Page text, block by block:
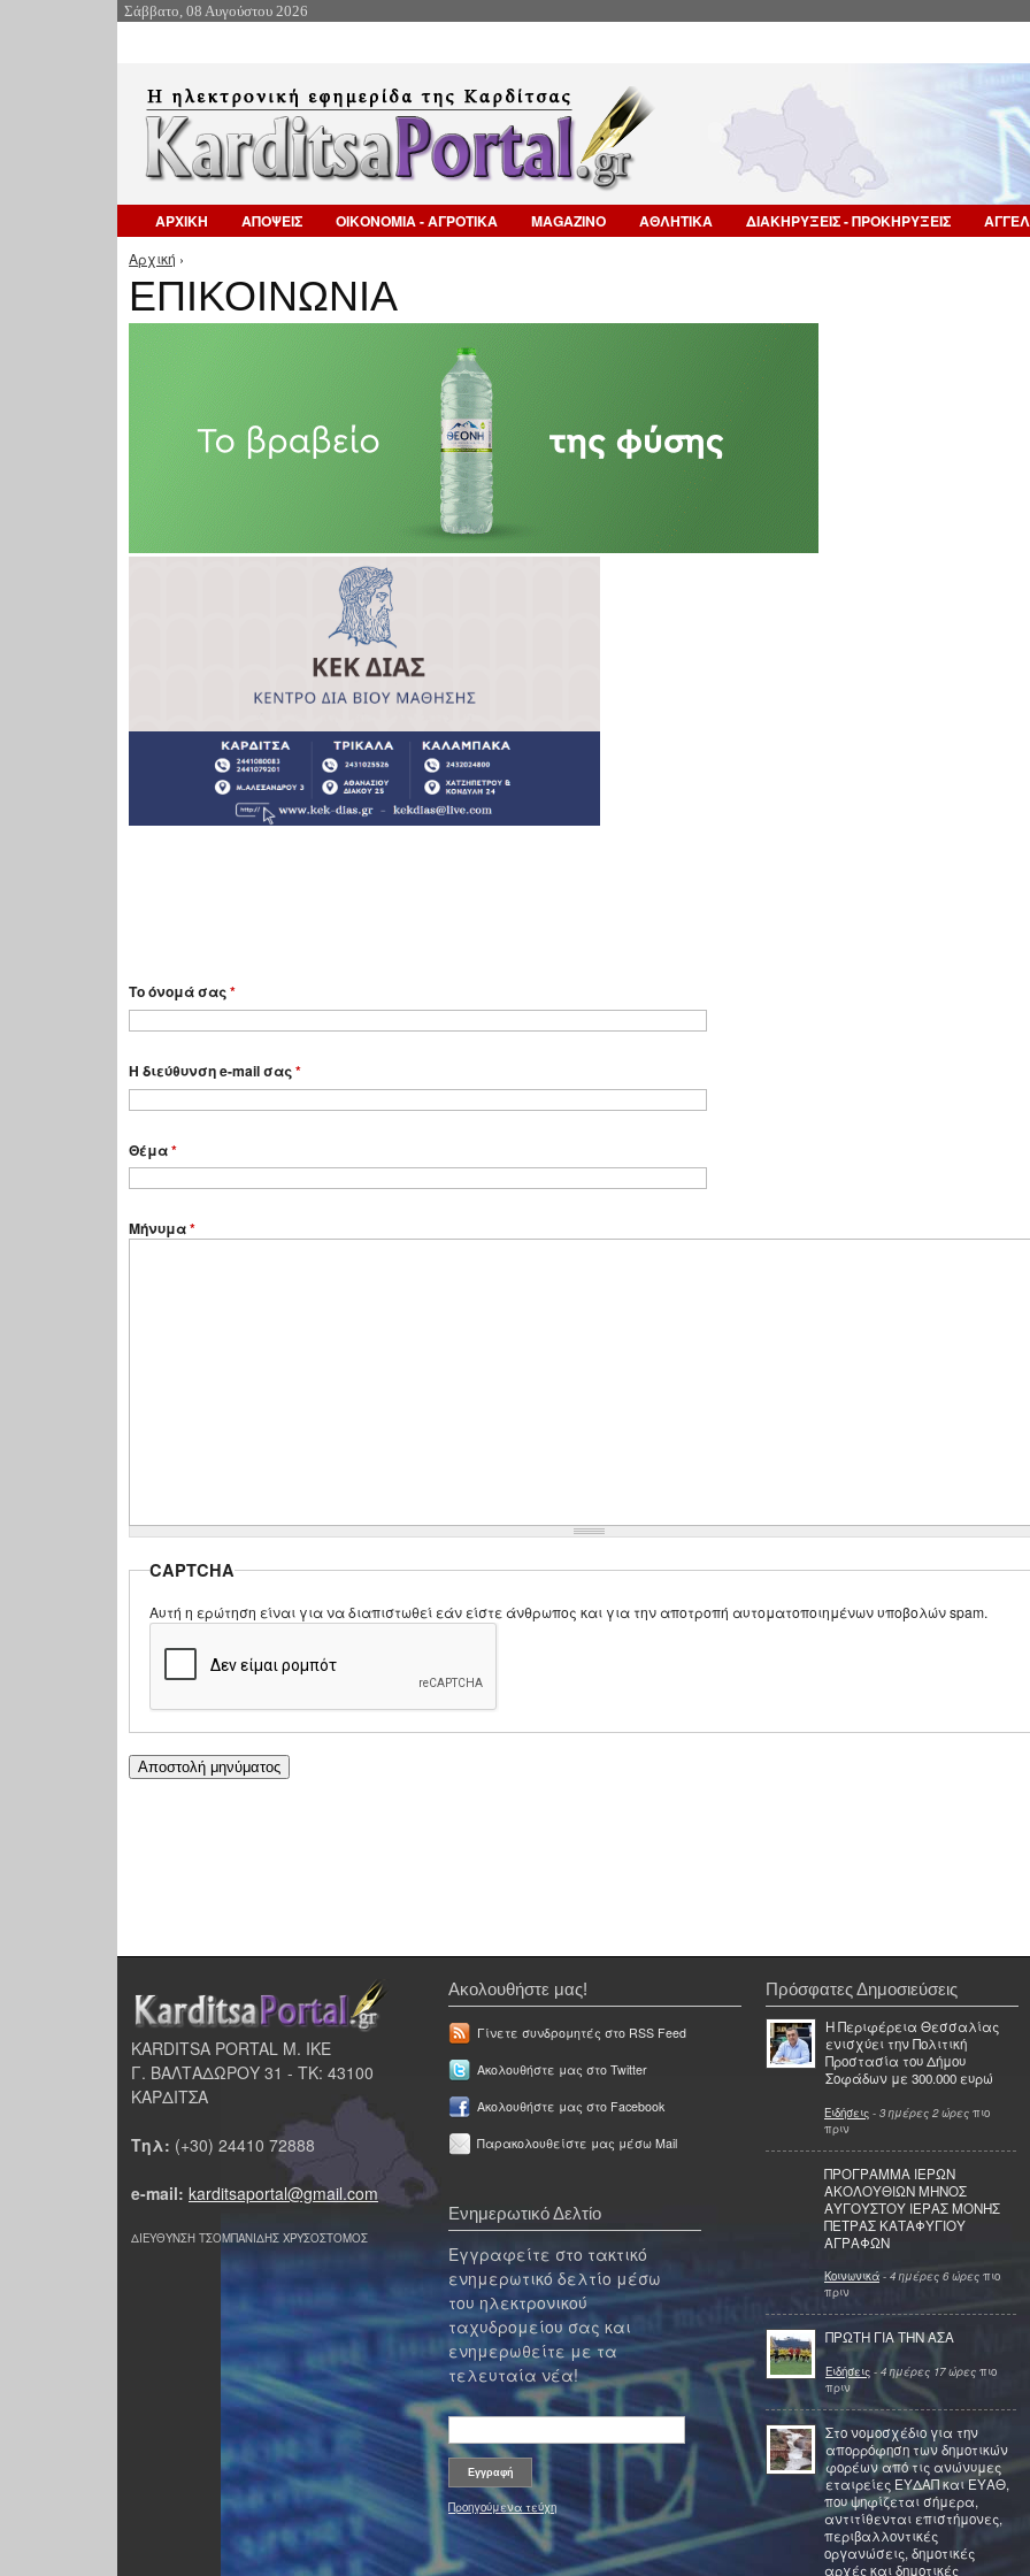
Σάββατο, 08 Αυγούστου 2026
ΑΡΧΙΚΗ ΑΠΟΨΕΙΣ ΟΙΚΟΝΟΜΙΑ - ΑΓΡΟΤΙΚΑ MAGAZINO ΑΘΛΗΤΙΚΑ ΔΙΑΚΗΡΥΞΕΙΣ - ΠΡΟΚΗΡΥΞΕΙΣ
Είστε εδώ
Αρχική ›
ΕΠΙΚΟΙΝΩΝΙΑ
Το όνομά σας*
Η διεύθυνση e-mail σας*
Θέμα*
Μήνυμα*
CAPTCHA
Αυτή η ερώτηση είναι για να διαπιστωθεί εάν είστε άνθρωπος και για την αποτροπή αυτοματοποιημένων υποβολών spam.
KARDITSA PORTAL Μ. ΙΚΕ
Γ. ΒΑΛΤΑΔΩΡΟΥ 31 - ΤΚ: 43100
ΚΑΡΔΙΤΣΑ
Τηλ: (+30) 24410 72888
e-mail: karditsaportal@gmail.com
ΔΙΕΥΘΥΝΣΗ ΤΣΟΜΠΑΝΙΔΗΣ ΧΡΥΣΟΣΤΟΜΟΣ
Ακολουθήστε μας!
Γίνετε συνδρομητές στο RSS Feed
Ακολουθήστε μας στο Twitter
Ακολουθήστε μας στο Facebook
Παρακολουθείστε μας μέσω Mail
Ενημερωτικό Δελτίο
Εγγραφείτε στο τακτικό
ενημερωτικό δελτίο μέσω
του ηλεκτρονικού
ταχυδρομείου σας και
ενημερωθείτε με τα
τελευταία νέα!
Προηγούμενα τεύχη
Πρόσφατες Δημοσιεύσεις
Η Περιφέρεια Θεσσαλίας
ενισχύει την Πολιτική
Προστασία του Δήμου
Σοφάδων με 300.000 ευρώ
Ειδήσεις - 3 ημέρες 2 ώρες πιο
πριν
ΠΡΟΓΡΑΜΜΑ ΙΕΡΩΝ
ΑΚΟΛΟΥΘΙΩΝ ΜΗΝΟΣ
ΑΥΓΟΥΣΤΟΥ ΙΕΡΑΣ ΜΟΝΗΣ
ΠΕΤΡΑΣ ΚΑΤΑΦΥΓΙΟΥ
ΑΓΡΑΦΩΝ
Κοινωνικά - 4 ημέρες 6 ώρες πιο
πριν
ΠΡΩΤΗ ΓΙΑ ΤΗΝ ΑΣΑ
Ειδήσεις - 4 ημέρες 17 ώρες πιο
πριν
Στο νομοσχέδιο για την
απορρόφηση των δημοτικών
φορέων από τις ανώνυμες
εταιρείες ΕΥΔΑΠ και ΕΥΑΘ,
που ψηφίζεται σήμερα,
αντιτίθενται επιστήμονες,
περιβαλλοντικές
οργανώσεις, δημοτικές
αρχές και δημοτικές